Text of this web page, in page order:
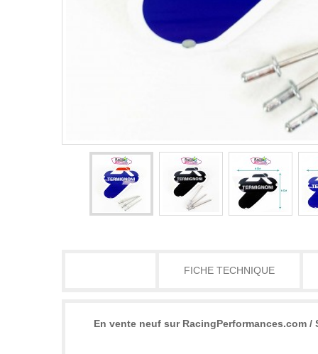
FICHE TECHNIQUE
En vente neuf sur RacingPerformances.com